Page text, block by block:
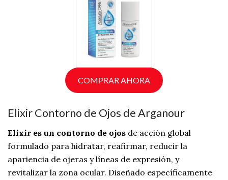
COMPRAR AHORA
Elixir Contorno de Ojos de Arganour
Elixir es un contorno de ojos de acción global
formulado para hidratar, reafirmar, reducir la
apariencia de ojeras y líneas de expresión, y
revitalizar la zona ocular. Diseñado específicamente